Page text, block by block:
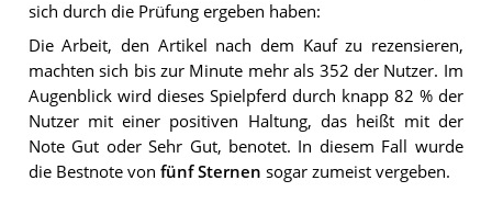
sich durch die Prüfung ergeben haben:
Die Arbeit, den Artikel nach dem Kauf zu rezensieren,
machten sich bis zur Minute mehr als 352 der Nutzer. Im
Augenblick wird dieses Spielpferd durch knapp 82 % der
Nutzer mit einer positiven Haltung, das heißt mit der
Note Gut oder Sehr Gut, benotet. In diesem Fall wurde
die Bestnote von fünf Sternen sogar zumeist vergeben.